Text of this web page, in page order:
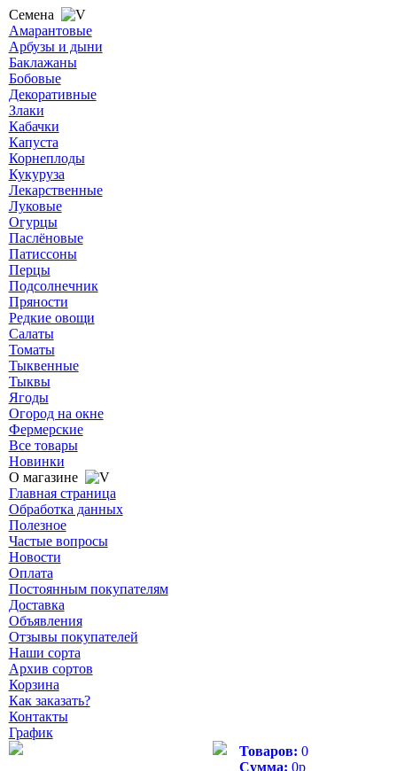
Семена
Амарантовые
Арбузы и дыни
Баклажаны
Бобовые
Декоративные
Злаки
Кабачки
Капуста
Корнеплоды
Кукуруза
Лекарственные
Луковые
Огурцы
Паслёновые
Патиссоны
Перцы
Подсолнечник
Пряности
Редкие овощи
Салаты
Томаты
Тыквенные
Тыквы
Ягоды
Огород на окне
Фермерские
Все товары
Новинки
О магазине
Главная страница
Обработка данных
Полезное
Частые вопросы
Новости
Оплата
Постоянным покупателям
Доставка
Объявления
Отзывы покупателей
Наши сорта
Архив сортов
Корзина
Как заказать?
Контакты
График
Товаров: 0
Сумма: 0р